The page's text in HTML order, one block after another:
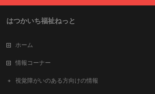
はつかいち福祉ねっと
ホーム
情報コーナー
視覚障がいのある方向けの情報